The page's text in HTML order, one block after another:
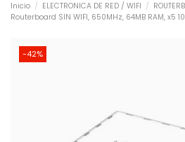
Inicio ELECTRONICA DE RED / WIFI
Routerboard SIN WIFI, 650MHz, 64MB RAM, x5
-42%